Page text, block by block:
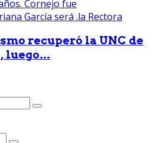
recuperó la UNC de
luego...